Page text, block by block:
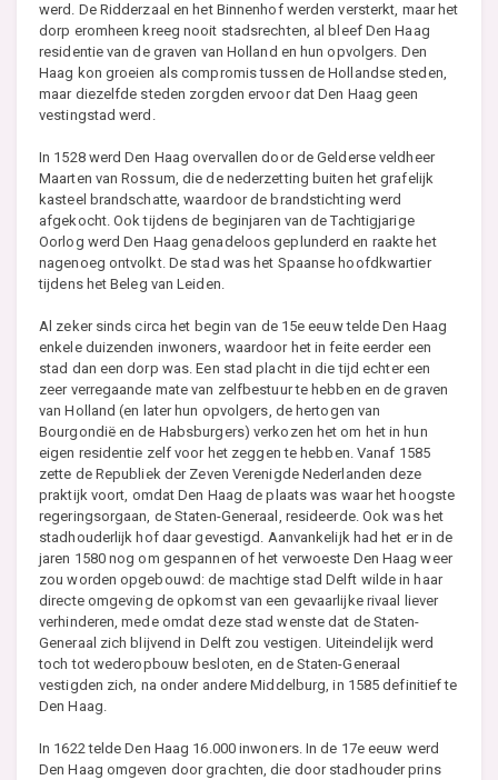
werd. De Ridderzaal en het Binnenhof werden versterkt, maar het
dorp eromheen kreeg nooit stadsrechten, al bleef Den Haag
residentie van de graven van Holland en hun opvolgers. Den
Haag kon groeien als compromis tussen de Hollandse steden,
maar diezelfde steden zorgden ervoor dat Den Haag geen
vestingstad werd.
In 1528 werd Den Haag overvallen door de Gelderse veldheer
Maarten van Rossum, die de nederzetting buiten het grafelijk
kasteel brandschatte, waardoor de brandstichting werd
afgekocht. Ook tijdens de beginjaren van de Tachtigjarige
Oorlog werd Den Haag genadeloos geplunderd en raakte het
nagenoeg ontvolkt. De stad was het Spaanse hoofdkwartier
tijdens het Beleg van Leiden.
Al zeker sinds circa het begin van de 15e eeuw telde Den Haag
enkele duizenden inwoners, waardoor het in feite eerder een
stad dan een dorp was. Een stad placht in die tijd echter een
zeer verregaande mate van zelfbestuur te hebben en de graven
van Holland (en later hun opvolgers, de hertogen van
Bourgondië en de Habsburgers) verkozen het om het in hun
eigen residentie zelf voor het zeggen te hebben. Vanaf 1585
zette de Republiek der Zeven Verenigde Nederlanden deze
praktijk voort, omdat Den Haag de plaats was waar het hoogste
regeringsorgaan, de Staten-Generaal, resideerde. Ook was het
stadhouderlijk hof daar gevestigd. Aanvankelijk had het er in de
jaren 1580 nog om gespannen of het verwoeste Den Haag weer
zou worden opgebouwd: de machtige stad Delft wilde in haar
directe omgeving de opkomst van een gevaarlijke rivaal liever
verhinderen, mede omdat deze stad wenste dat de Staten-
Generaal zich blijvend in Delft zou vestigen. Uiteindelijk werd
toch tot wederopbouw besloten, en de Staten-Generaal
vestigden zich, na onder andere Middelburg, in 1585 definitief te
Den Haag.
In 1622 telde Den Haag 16.000 inwoners. In de 17e eeuw werd
Den Haag omgeven door grachten, die door stadhouder prins